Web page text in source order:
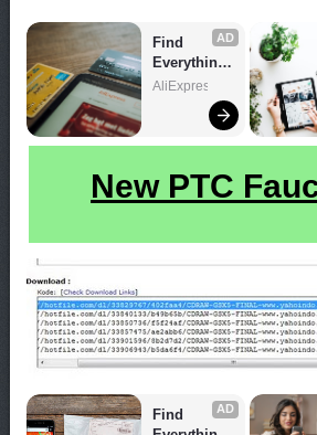
AD
Find
Everything
You Want!
AliExpress
AD
Find